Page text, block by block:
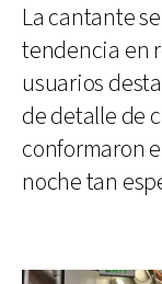
La cantante
tendencia en
usuarios
de detalle de
conformaron
noche tan